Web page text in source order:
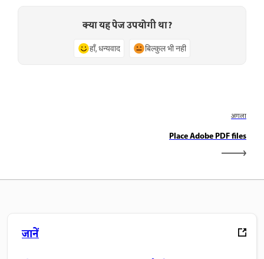
क्या यह पेज उपयोगी था?
हाँ, धन्यवाद बिल्कुल भी नहीं
अगला
Place Adobe PDF files
जानें